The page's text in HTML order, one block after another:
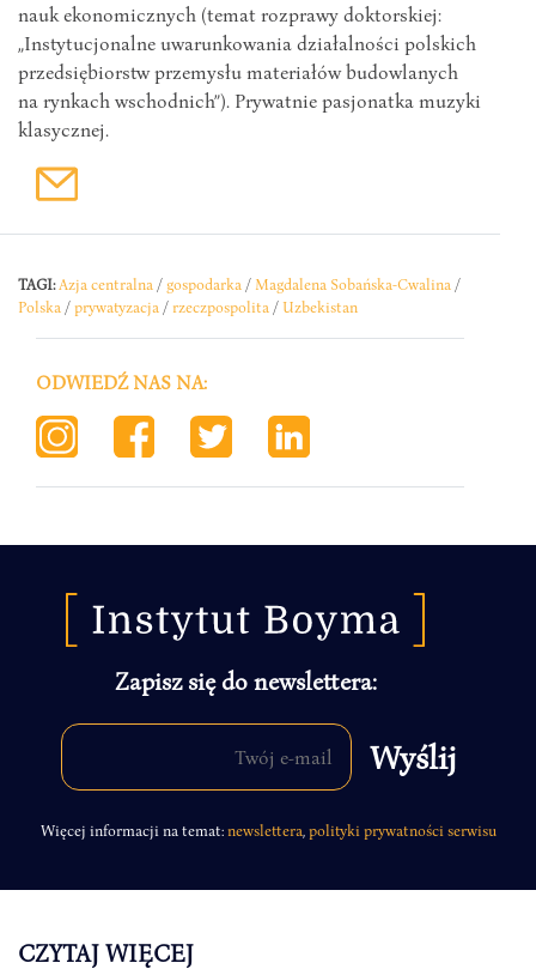
nauk ekonomicznych (temat rozprawy doktorskiej:
„Instytucjonalne uwarunkowania działalności polskich
przedsiębiorstw przemysłu materiałów budowlanych
na rynkach wschodnich”). Prywatnie pasjonatka muzyki
klasycznej.
TAGI: Azja centralna /gospodarka / Magdalena Sobańska-Cwalina /
Polska /prywatyzacja /rzeczpospolita /Uzbekistan
ODWIEDŹ NAS NA:
Zapisz się do newslettera:
Więcej informacji na temat:newslettera,polityki prywatności serwisu
CZYTAJ WIĘCEJ